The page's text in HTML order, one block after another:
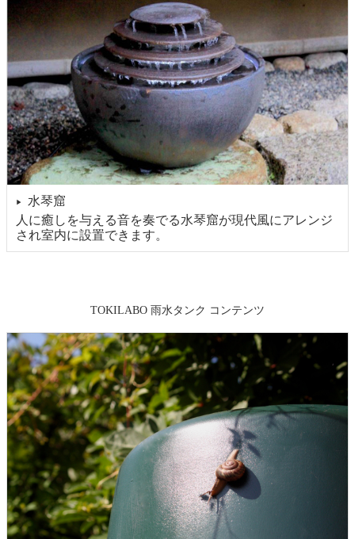
▶
水琴窟
人に癒しを与える音を奏でる水琴窟が現代風にアレンジ
され室内に設置できます。
TOKILABO 雨水タンク コンテンツ